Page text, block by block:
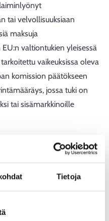
Tietoja
tai velvollisuuksiaan
maksuja
valtiontukien yleisessä
vaikeuksissa oleva
komission päätökseen
jossa tuki on
tai sisämarkkinoille
tai lomautuksista
työntekijöiden määrä
ajankohtana.
olevien työntekijöiden